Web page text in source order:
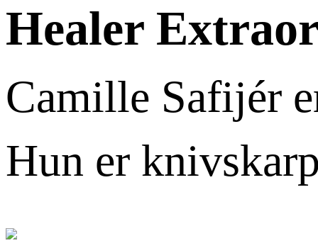
Healer
Camille Safijér
Hun er